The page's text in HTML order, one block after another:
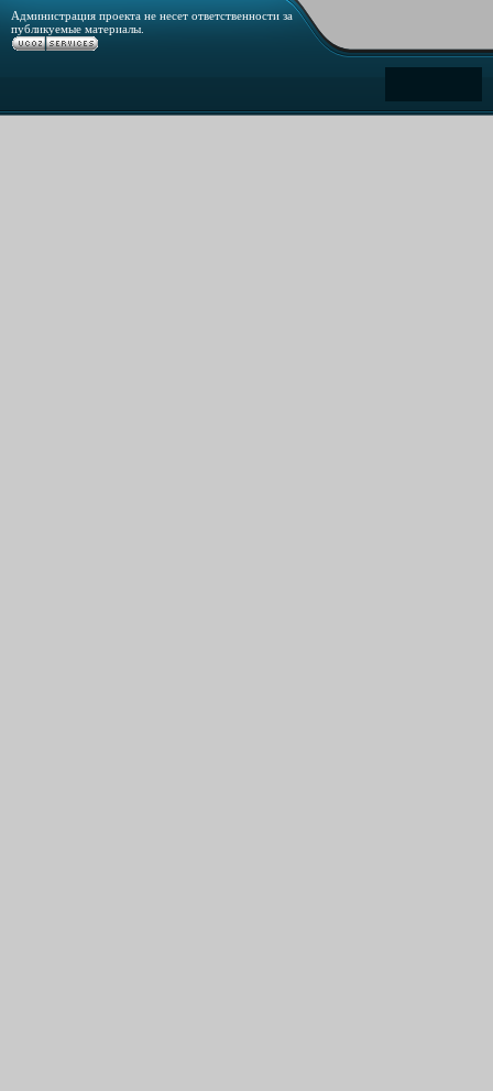
Администрация проекта не несет ответственности за
публикуемые материалы.